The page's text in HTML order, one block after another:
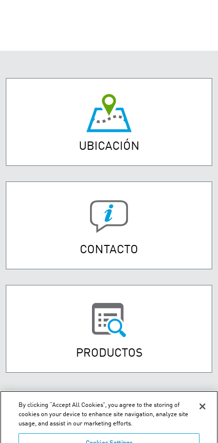
UBICACIÓN
CONTACTO
PRODUCTOS
By clicking “Accept All Cookies”, you agree to the storing of
cookies on your device to enhance site navigation, analyze site
usage, and assist in our marketing efforts.